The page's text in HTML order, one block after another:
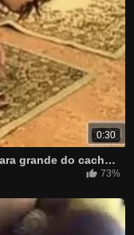
0:30
Gravida com tesão transa e senta na vara grande do cachorro
73%